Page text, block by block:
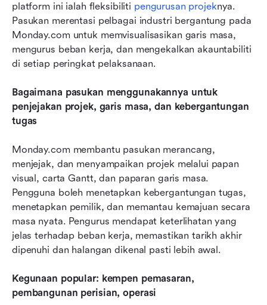
platform ini ialah fleksibiliti pengurusan projeknya.
Pasukan merentasi pelbagai industri bergantung pada
Monday.com untuk memvisualisasikan garis masa,
mengurus beban kerja, dan mengekalkan akauntabiliti
di setiap peringkat pelaksanaan.
Bagaimana pasukan menggunakannya untuk
penjejakan projek, garis masa, dan kebergantungan
tugas
Monday.com membantu pasukan merancang,
menjejak, dan menyampaikan projek melalui papan
visual, carta Gantt, dan paparan garis masa.
Pengguna boleh menetapkan kebergantungan tugas,
menetapkan pemilik, dan memantau kemajuan secara
masa nyata. Pengurus mendapat keterlihatan yang
jelas terhadap beban kerja, memastikan tarikh akhir
dipenuhi dan halangan dikenal pasti lebih awal.
Kegunaan popular: kempen pemasaran,
pembangunan perisian, operasi